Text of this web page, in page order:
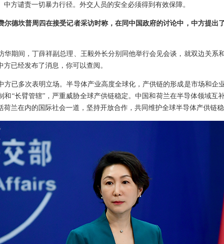
方谴责一切暴力行径。外交人员的安全必须得到有效保障。
尔德坎普周四在接受记者采访时称，在同中国政府的讨论中，中方提出
华期间，丁薛祥副总理、王毅外长分别同他举行会见会谈，就双边关系
已经发布了消息，你可以查阅。
方已多次表明立场。半导体产业高度全球化，产供链的形成是市场和企
和“长臂管辖”，严重威胁全球产供链稳定。中国和荷兰在半导体领域互
兰在内的国际社会一道，坚持开放合作，共同维护全球半导体产供链稳